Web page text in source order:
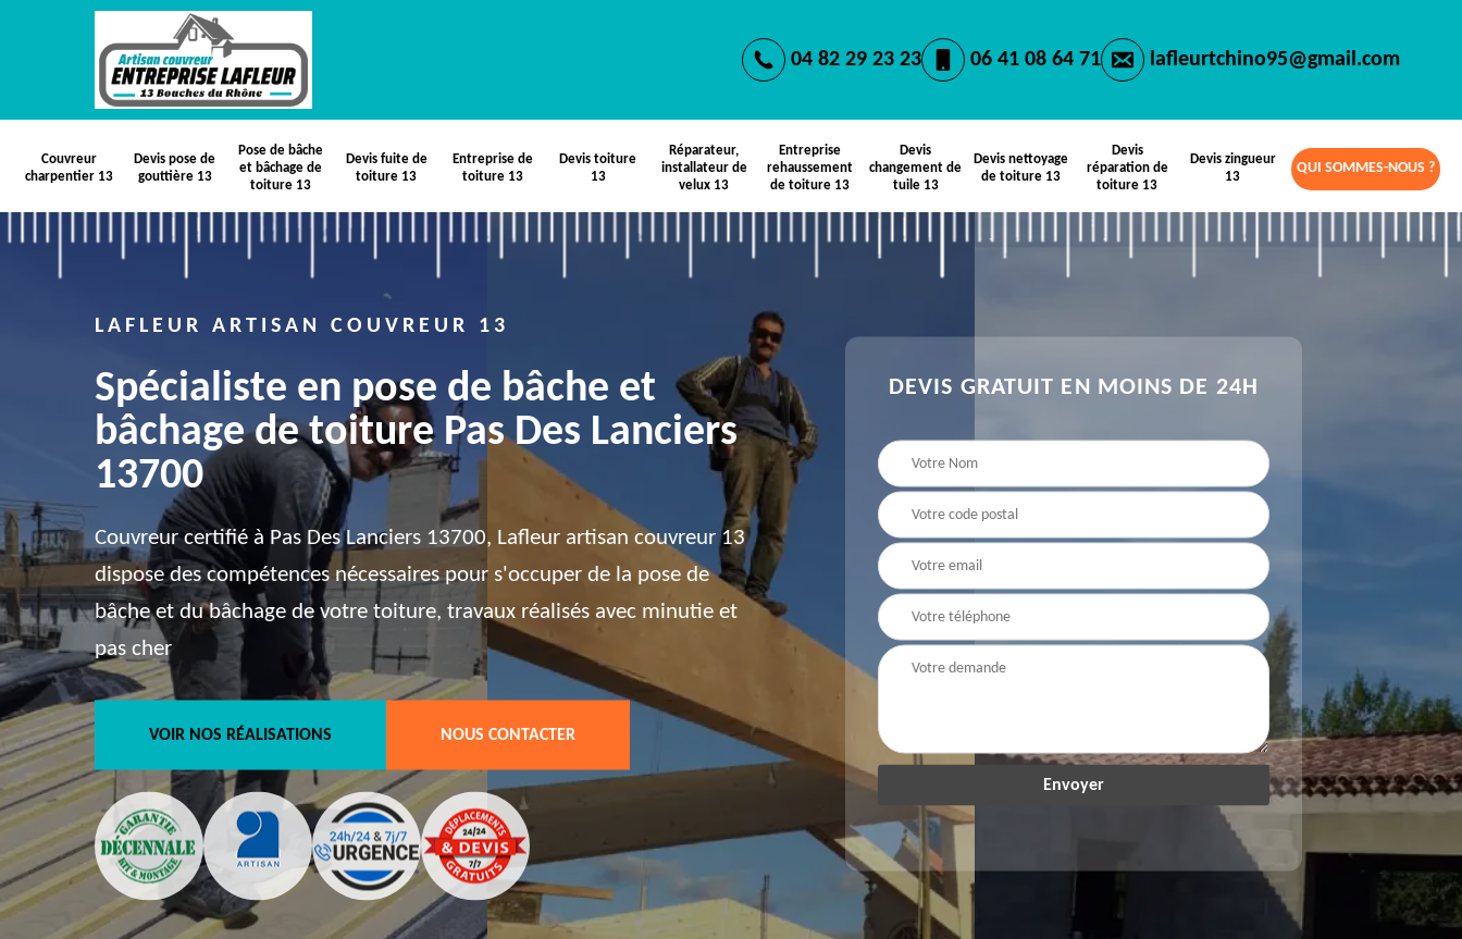
04 82 29 23 23 06 41 08 64 71 lafleurtchino95@gmail.com
Couvreur
charpentier 13
Devis pose de
gouttière 13
Pose de bâche
et bâchage de
toiture 13
Devis fuite de
toiture 13
Entreprise de
toiture 13
Devis toiture
13
Réparateur,
installateur de
velux 13
Entreprise
rehaussement
de toiture 13
Devis
changement de
tuile 13
Devis nettoyage
de toiture 13
Devis
réparation de
toiture 13
Devis zingueur
13
QUI SOMMES-NOUS ?
LAFLEUR ARTISAN COUVREUR 13
Spécialiste en pose de bâche et
bâchage de toiture Pas Des Lanciers
13700
Couvreur certifié à Pas Des Lanciers 13700, Lafleur artisan couvreur 13
dispose des compétences nécessaires pour s'occuper de la pose de
bâche et du bâchage de votre toiture, travaux réalisés avec minutie et
pas cher
VOIR NOS RÉALISATIONS NOUS CONTACTER
DEVIS GRATUIT EN MOINS DE 24H